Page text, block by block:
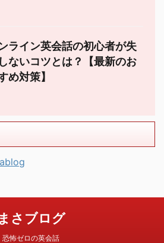
ライン英会話の初心者が失
ないコツとは？【最新のお
め対策】
まさブログ
恐怖ゼロの英会話